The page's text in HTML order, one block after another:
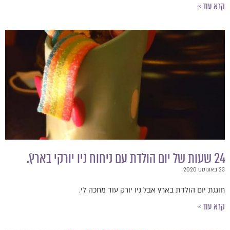
עוד »
ניו יורקי בארץ.ֿ
יום הולדת בארץ אבל ניו יורק עוד מחכה לי.
עוד »